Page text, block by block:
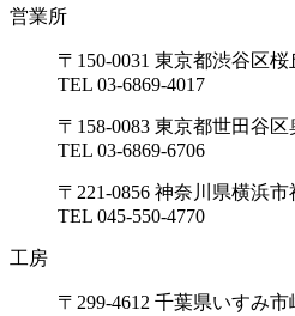
営業所
〒150-0031 東京都渋谷区桜
TEL 03-6869-4017
〒158-0083 東京都世田谷区
TEL 03-6869-6706
〒221-0856 神奈川県横浜
TEL 045-550-4770
工房
〒299-4612 千葉県いすみ